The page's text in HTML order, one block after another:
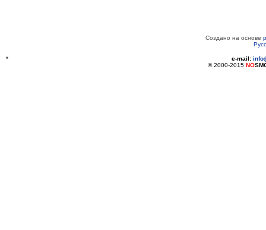
Создано на основе
* e-mail:
© 2000-2015 NO